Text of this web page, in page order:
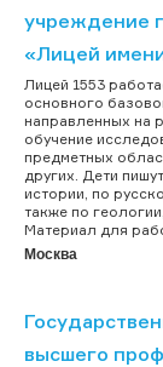
учреждение
«Лицей
Лицей 1553
основного
направленных на
обучение
предметных
других. Дети
истории, по
также по
Материал для
Москва
высшего